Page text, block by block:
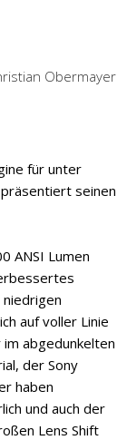
Obermayer
für unter
präsentiert seinen
ANSI Lumen
auf voller Linie
abgedunkelten
der Sony
haben
und auch der
Lens Shift